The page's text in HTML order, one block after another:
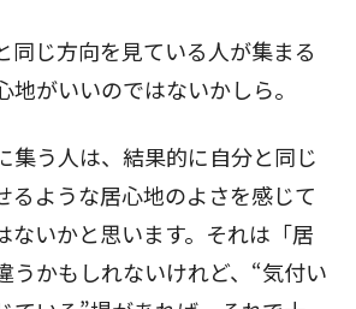
同じ方向を見ている人が集まる
地がいいのではないかしら。
集う人は、結果的に自分と同じ
るような居心地のよさを感じて
ないかと思います。それは「居
うかもしれないけれど、“気付い